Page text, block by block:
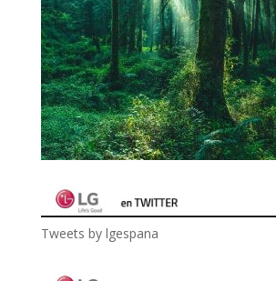
Tweets by lgespana